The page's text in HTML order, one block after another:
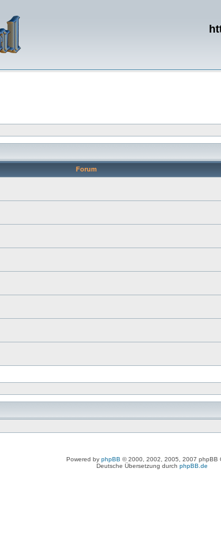
Forum
Powered by phpBB © 2000, 2002, 2005, 2007 phpBB
Deutsche Übersetzung durch phpBB.de